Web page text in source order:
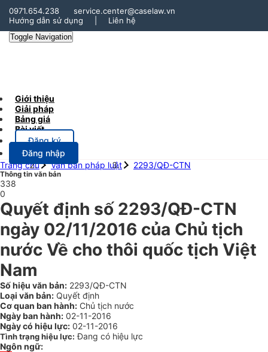
0971.654.238
service.center@caselaw.vn
Hướng dẫn sử dụng
Liên hệ
Toggle Navigation
Giới thiệu
Giải pháp
Bảng giá
Bài viết
Đăng ký
Đăng nhập
Trang chủ
Văn bản pháp luật 2293/QĐ-CTN
Thông tin văn bản
338
0
Quyết định số 2293/QĐ-CTN
ngày 02/11/2016 của Chủ tịch
nước Về cho thôi quốc tịch Việt
Nam
Số hiệu văn bản: 2293/QĐ-CTN
Loại văn bản: Quyết định
Cơ quan ban hành: Chủ tịch nước
Ngày ban hành: 02-11-2016
Ngày có hiệu lực: 02-11-2016
Tình trạng hiệu lực: Đang có hiệu lực
Ngôn ngữ: